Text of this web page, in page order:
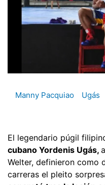
Manny Pacquiao Ugás
El legendario púgil
cubano Yordenis Ugás,
Welter, definieron como
carreras el pleito